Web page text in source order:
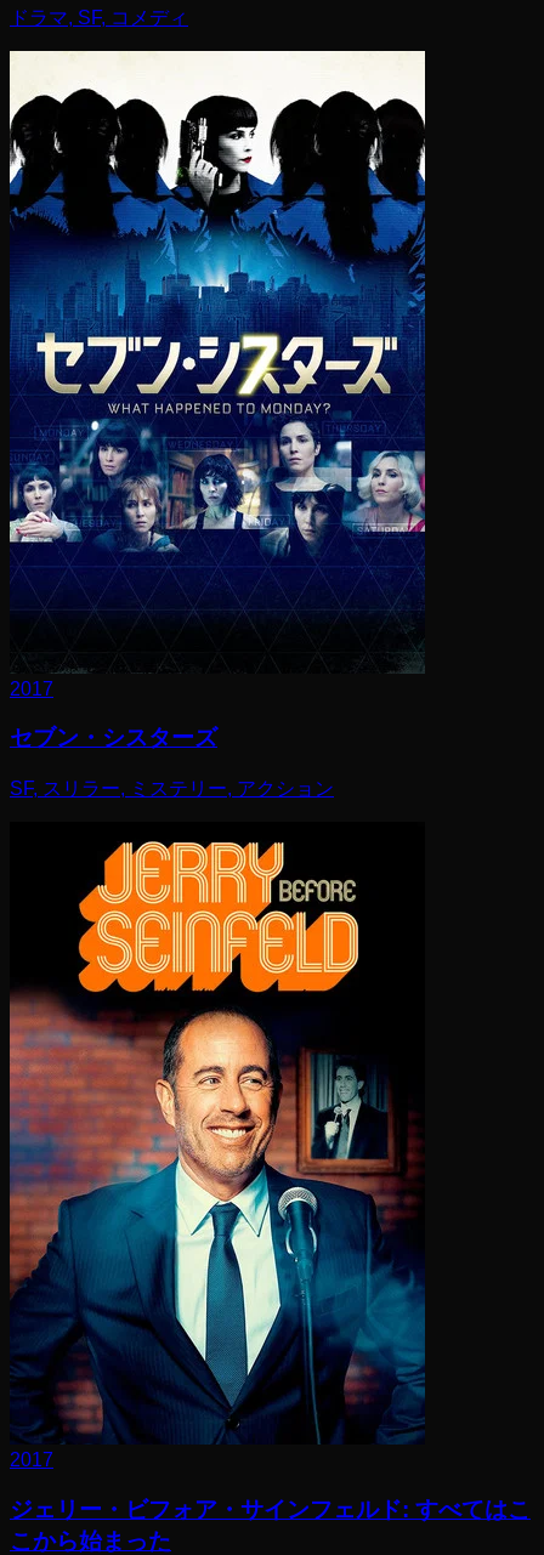
ドラマ, SF, コメディ
2017
セブン・シスターズ
SF, スリラー, ミステリー, アクション
2017
ジェリー・ビフォア・サインフェルド: すべてはこ
こから始まった